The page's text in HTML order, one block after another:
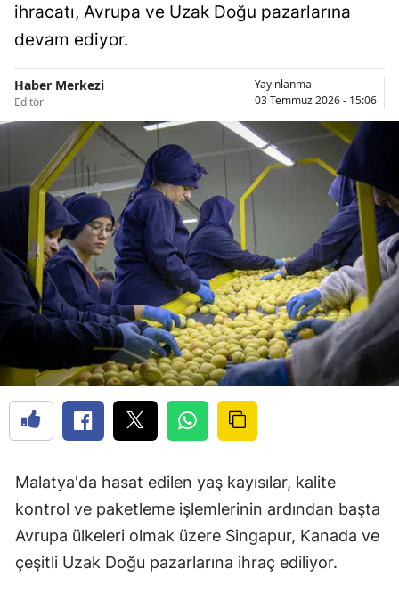
ihracatı, Avrupa ve Uzak Doğu pazarlarına
devam ediyor.
Haber Merkezi
Editör
Yayınlanma
03 Temmuz 2026 - 15:06
Malatya'da hasat edilen yaş kayısılar, kalite
kontrol ve paketleme işlemlerinin ardından başta
Avrupa ülkeleri olmak üzere Singapur, Kanada ve
çeşitli Uzak Doğu pazarlarına ihraç ediliyor.